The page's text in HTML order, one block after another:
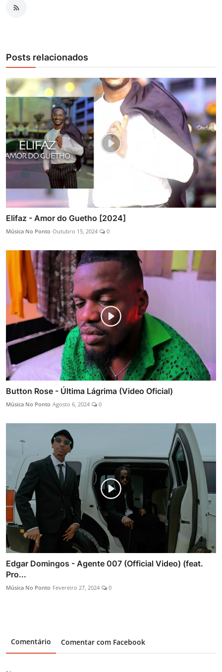
Posts relacionados
Elifaz - Amor do Guetho [2024]
Música No Ponto Outubro 15, 2024 0
Button Rose - Última Lágrima (Video Oficial)
Música No Ponto Agosto 6, 2024 0
Edgar Domingos - Agente 007 (Official Video) (feat.
Pro...
Música No Ponto Fevereiro 27, 2024 0
Comentário Comentar com Facebook